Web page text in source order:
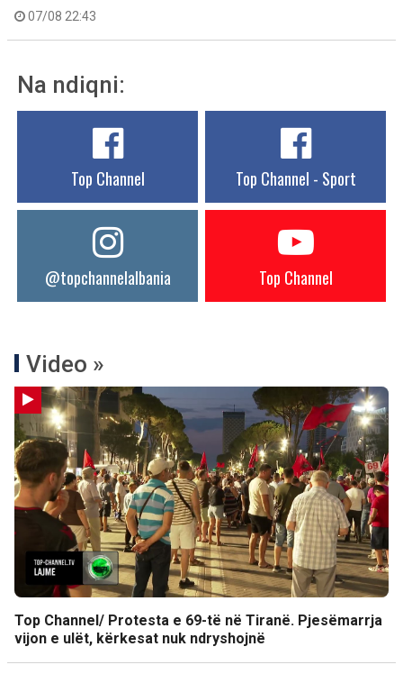
07/08 22:43
Na ndiqni:
Top Channel Top Channel - Sport
@topchannelalbania Top Channel
Video »
Top Channel/ Protesta e 69-të në Tiranë. Pjesëmarrja
vijon e ulët, kërkesat nuk ndryshojnë